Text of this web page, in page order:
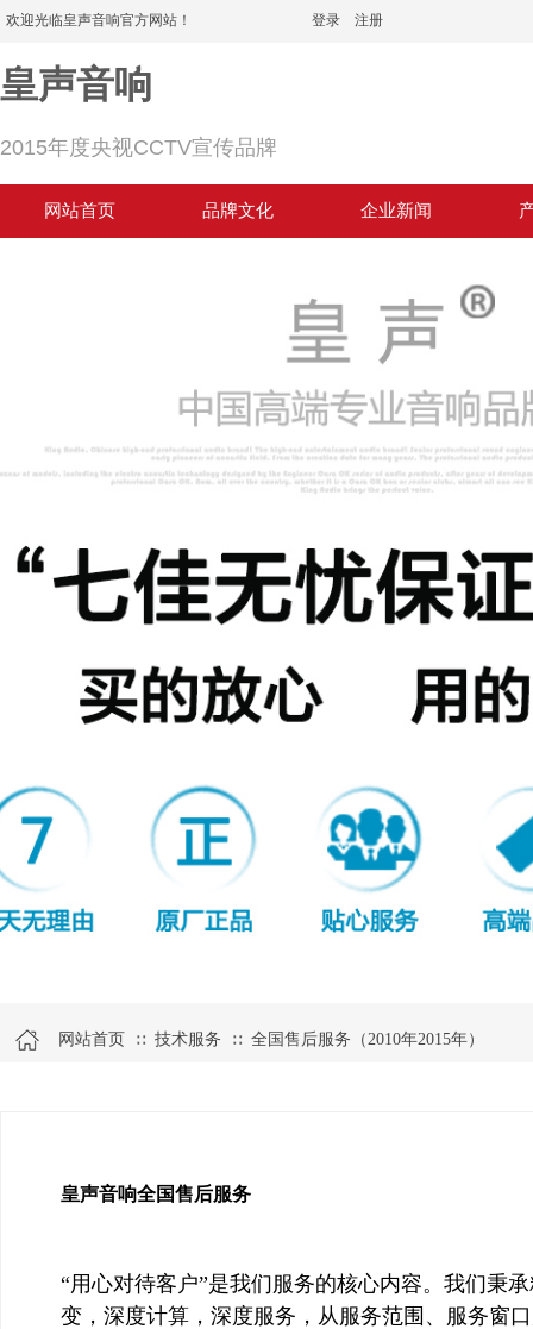
欢迎光临皇声音响官方网站！ 登录 注册
皇声音响
2015年度央视CCTV宣传品牌
网站首页 品牌文化 企业新闻
网站首页 ∷ 技术服务 ∷ 全国售后服务（2010年2015年）
皇声音响全国售后服务
“用心对待客户”是我们服务的核心内容。我们秉
变，深度计算，深度服务，从服务范围、服务窗